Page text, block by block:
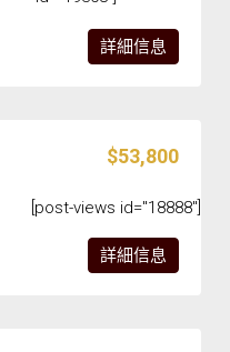
詳細信息
$53,800
詳細信息
[post-views id="18888"]